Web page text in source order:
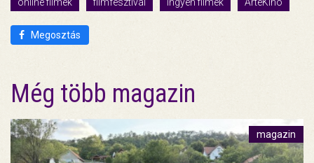
Megosztás
Még több magazin
magazin